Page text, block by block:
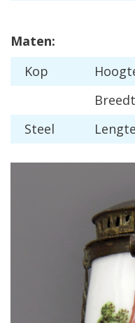
Maten:
Kop
Steel
Lengte